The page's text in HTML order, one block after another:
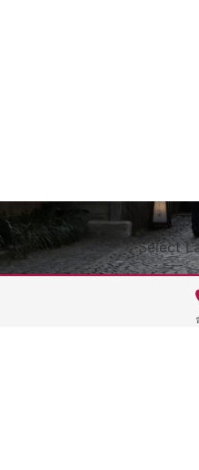
Select